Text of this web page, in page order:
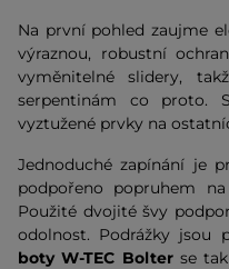
Na první pohled zaujme
výraznou, robustní
vyměnitelné slidery,
serpentinám co proto.
vyztužené prvky na
Jednoduché zapínání je
podpořeno popruhem
Použité dvojité švy
odolnost. Podrážky jsou
boty W-TEC Bolter se